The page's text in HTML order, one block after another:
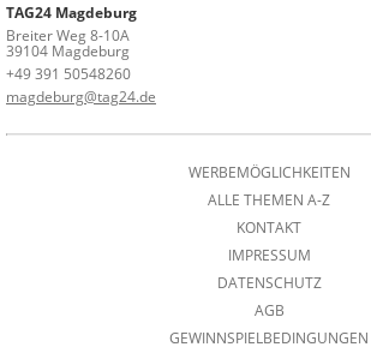
TAG24 Magdeburg
Breiter Weg 8-10A
39104 Magdeburg
+49 391 50548260
magdeburg@tag24.de
WERBEMÖGLICHKEITEN
ALLE THEMEN A-Z
KONTAKT
IMPRESSUM
DATENSCHUTZ
AGB
GEWINNSPIELBEDINGUNGEN